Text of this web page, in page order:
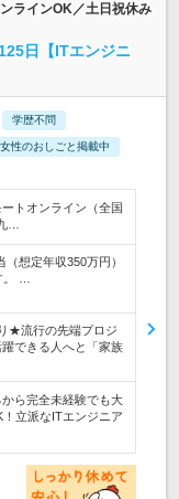
ラインOK／土日祝休み
日【ITエンジニ
学歴不問
女性のおしごと掲載中
トオンライン（全国
…
想定年収350万円）
…
★流行の先端プロジ
できる人へと「家族
ら完全未経験でも大
立派なITエンジニア